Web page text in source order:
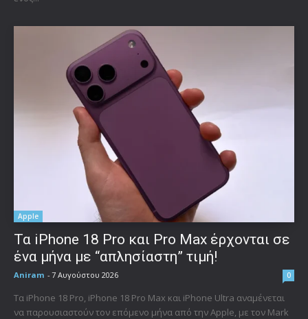
Apple
Τα iPhone 18 Pro και Pro Max έρχονται σε
ένα μήνα με “απλησίαστη” τιμή!
Aniram - 7 Αυγούστου 2026 0
Τα iPhone 18 Pro, iPhone 18 Pro Max και iPhone Ultra αναμένεται
να παρουσιαστούν τον επόμενο μήνα από την Apple, με τον Mark